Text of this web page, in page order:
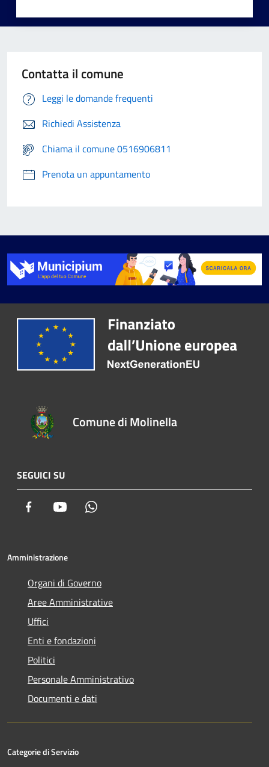
Contatta il comune
Leggi le domande frequenti
Richiedi Assistenza
Chiama il comune 0516906811
Prenota un appuntamento
Comune di Molinella
SEGUICI SU
Facebook Youtube
Amministrazione
Organi di Governo
Aree Amministrative
Uffici
Enti e fondazioni
Politici
Personale Amministrativo
Documenti e dati
Categorie di Servizio